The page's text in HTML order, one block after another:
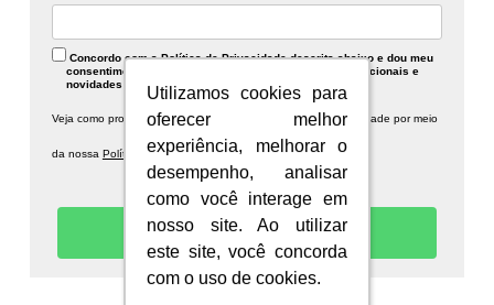
Utilizamos cookies para
oferecer melhor
experiência, melhorar o
desempenho, analisar
como você interage em
nosso site. Ao utilizar
este site, você concorda
com o uso de cookies.
Utilizamos cookies para
oferecer melhor
experiência, melhorar o
desempenho, analisar
como você interage em
nosso site. Ao utilizar
este site, você concorda
com o uso de cookies.
Concordo com a Política de Privacidade descrita abaixo e dou meu
consentimento para recebimento de publicidades institucionais e
novidades sobre a Information Planet.
Veja como protegemos seus dados e respeitamos sua privacidade por meio
da nossa Política de Privacidade.
Quero receber novidades!